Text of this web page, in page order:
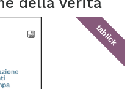
tablick